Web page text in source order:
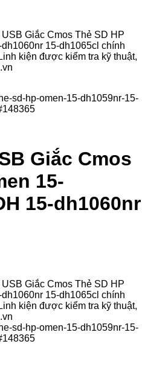
Giắc Cmos Thẻ SD HP
15-dh1065cl chính
kiện được kiểm tra kỹ thuật,
Giắc Cmos
15-
15-dh1060nr
Giắc Cmos Thẻ SD HP
15-dh1065cl chính
kiện được kiểm tra kỹ thuật,